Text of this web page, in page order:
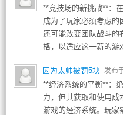
**竞技场的新挑战**：
成为了玩家必须考虑的
还可能改变团队战斗的
格，以适应这一新的游
因为太帅被罚5块 发布
**经济系统的平衡**：
力，但其获取和使用成
游戏的经济系统。玩家